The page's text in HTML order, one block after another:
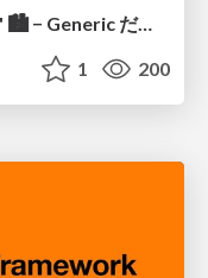
Welcome to the "Parametricity" 🏙️ − Generic だけど Specific な世界 −
1 200